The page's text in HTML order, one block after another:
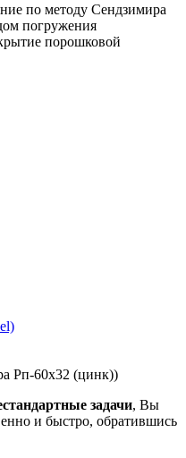
по методу Сендзимира
погружения
порошковой
Рп-60х32 (цинк))
задачи, Вы
и быстро, обратившись